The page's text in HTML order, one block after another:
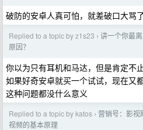
破防的安卓人真可怕，就差破口大骂
Replied to a topic by z1s23 › 讲一个你最
原因？
你以为只有耳机和马达，但是肯定不止
如果好奇安卓就买一个试试，现在又都
这种问题都没什么意义
Replied to a topic by katos › 营销号：影视
视频的基本原理